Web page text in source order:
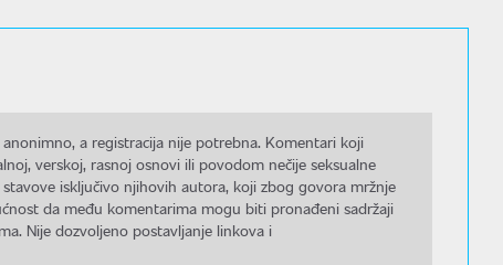
a registracija nije potrebna. Komentari koji
verskoj, rasnoj osnovi ili povodom nečije seksualne
isključivo njihovih autora, koji zbog govora mržnje
da među komentarima mogu biti pronađeni sadržaji
Nije dozvoljeno postavljanje linkova i